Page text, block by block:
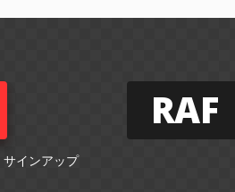
サインアップ
RAF